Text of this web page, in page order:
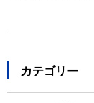
カテゴリー